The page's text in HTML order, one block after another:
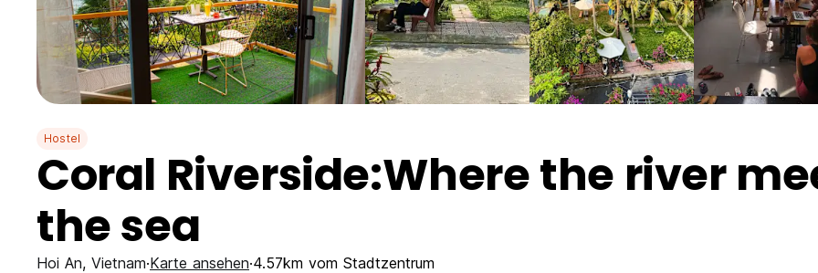
Hostel
Coral Riverside:Where the river
the sea
Hoi An, Vietnam Karte ansehen 4.57km vom Stadtzentrum